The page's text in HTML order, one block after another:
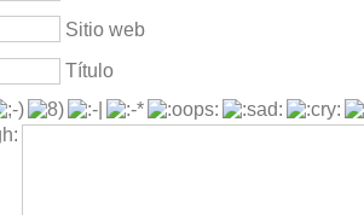
Sitio web
Título